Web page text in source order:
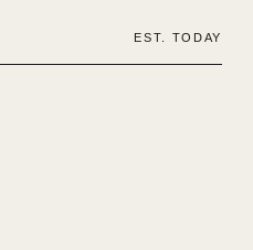
EST. TODAY